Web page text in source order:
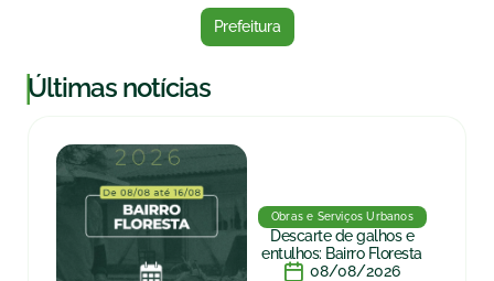
Prefeitura
|Últimas notícias
Obras e Serviços Urbanos
Descarte de galhos e
entulhos: Bairro Floresta
08/08/2026